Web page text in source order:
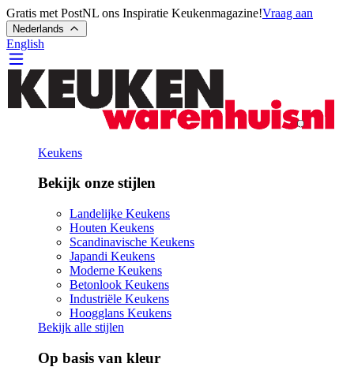
Gratis met PostNL ons Inspiratie Keukenmagazine!Vraag aan
Nederlands
English
Keukens
Bekijk onze stijlen
Landelijke Keukens
Houten Keukens
Scandinavische Keukens
Japandi Keukens
Moderne Keukens
Betonlook Keukens
Industriële Keukens
Hoogglans Keukens
Bekijk alle stijlen
Op basis van kleur